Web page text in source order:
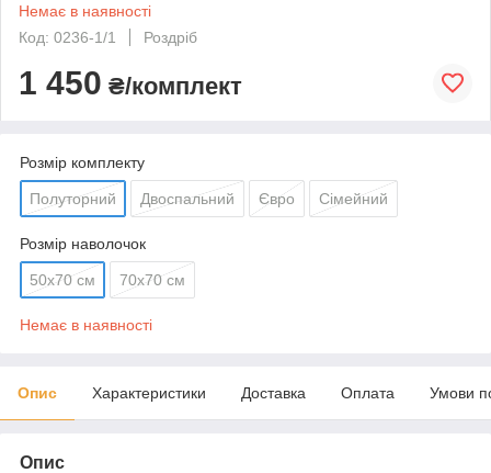
Немає в наявності
Код: 0236-1/1
Роздріб
1 450 ₴/комплект
Розмір комплекту
Полуторний Двоспальний Євро Сімейний
Розмір наволочок
50х70 см 70х70 см
Немає в наявності
Опис Характеристики Доставка Оплата Умови
Опис